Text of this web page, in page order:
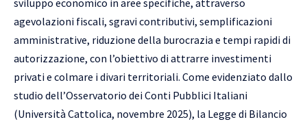
agevolazioni fiscali, sgravi contributivi, semplificazioni
amministrative, riduzione della burocrazia e tempi rapidi di
autorizzazione, con l’obiettivo di attrarre investimenti
privati e colmare i divari territoriali. Come evidenziato dallo
studio dell’Osservatorio dei Conti Pubblici Italiani
(Università Cattolica, novembre 2025), la Legge di Bilancio